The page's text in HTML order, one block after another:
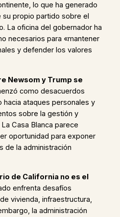
lo que ha generado
propio partido sobre el
La oficina del gobernador ha
necesarios para «mantener
y defender los valores
Newsom y Trump se
como desacuerdos
hacia ataques personales y
sobre la gestión y
Casa Blanca parece
oportunidad para exponer
de la administración
de California no es el
enfrenta desafíos
vivienda, infraestructura,
la administración